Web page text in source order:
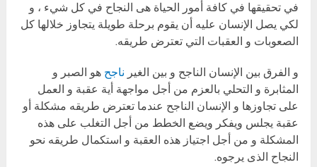
في تحقيقها في كافة أمور الحياة هى النجاح في كل شيء ، و
لكي يصل الإنسان عليه أن يقوم برحلة طويلة يتجاوز خلالها كل
الصعوبات و العقبات التي تعترض طريقه.
و الفرق بين الإنسان الناجح و بين الغير ناجحهو الصبر و
المثابرة و التحلي بالعزم من أجل مواجهة أية عقبة و العمل
على تجاوزها و الإنسان الناجح عندما تعترض طريقه مشكلة أو
عقبة يجلس ويفكر ويضع الخطط من أجل التغلب على هذه
المشكلة و من أجل اجتياز هذه العقبة و استكمال طريقه نحو
النجاح الذى يرجوه.